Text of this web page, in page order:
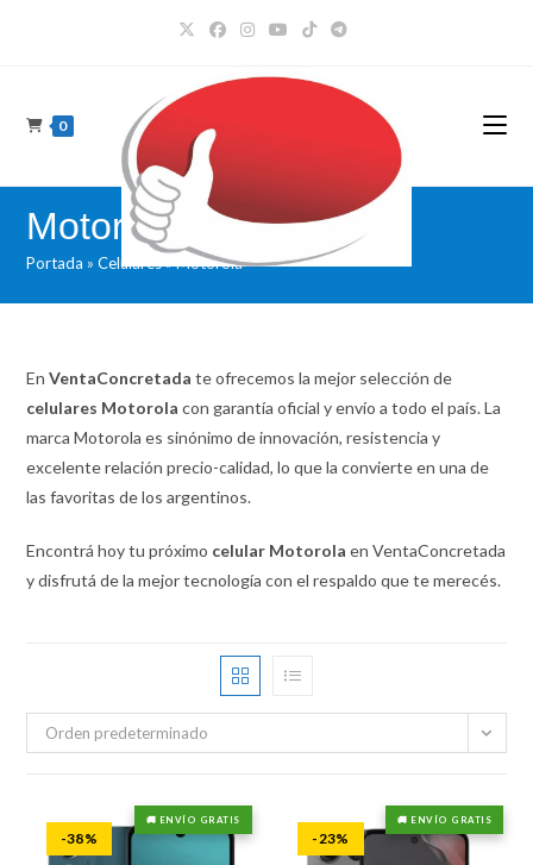
0
Motorola
Portada »Celulares»Motorola
EnVentaConcretada te ofrecemos la mejor selección de
celulares Motorola con garantía oficial y envío a todo el país. La
marca Motorola es sinónimo de innovación, resistencia y
excelente relación precio-calidad, lo que la convierte en una de
las favoritas de los argentinos.
Encontrá hoy tu próximo celular Motorola en VentaConcretada
y disfrutá de la mejor tecnología con el respaldo que te merecés.
Orden predeterminado
🚚 ENVÍO GRATIS
-38%
🚚 ENVÍO GRATIS
-23%